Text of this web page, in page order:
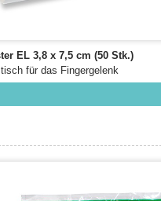
EL 3,8 x 7,5 cm (50 Stk.)
für das Fingergelenk